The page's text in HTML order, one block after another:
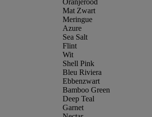
Oranjerood
Mat Zwart
Meringue
Azure
Sea Salt
Flint
Wit
Shell Pink
Bleu Riviera
Ebbenzwart
Bamboo Green
Deep Teal
Garnet